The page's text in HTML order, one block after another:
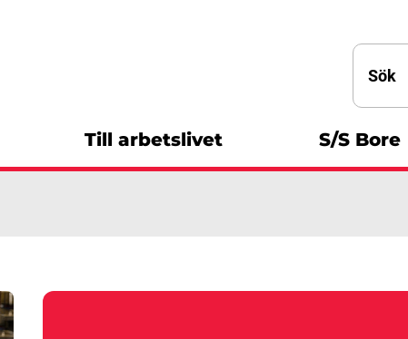
Search
Till arbetslivet S/S Bore